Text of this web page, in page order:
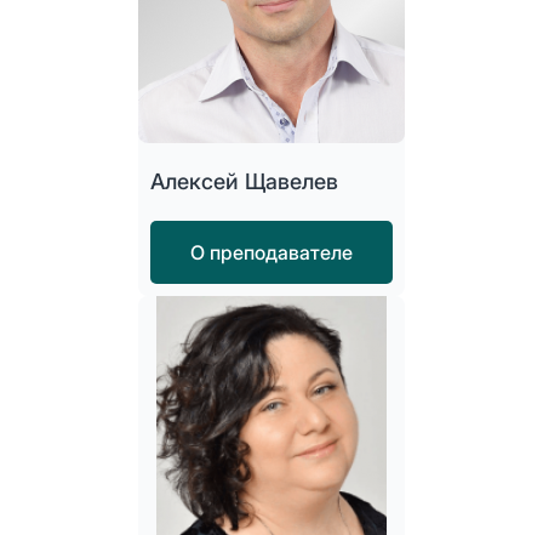
Алексей Щавелев
О преподавателе